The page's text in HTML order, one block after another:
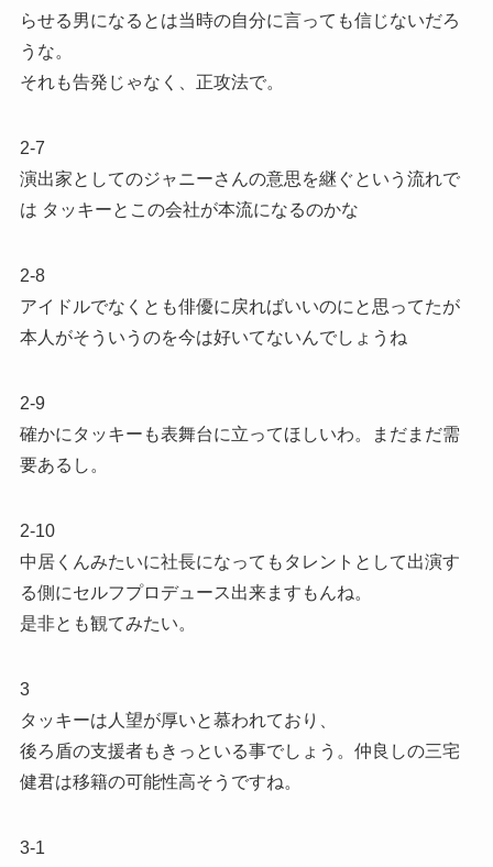
らせる男になるとは当時の自分に言っても信じないだろ
うな。
それも告発じゃなく、正攻法で。
2-7
演出家としてのジャニーさんの意思を継ぐという流れで
は タッキーとこの会社が本流になるのかな
2-8
アイドルでなくとも俳優に戻ればいいのにと思ってたが
本人がそういうのを今は好いてないんでしょうね
2-9
確かにタッキーも表舞台に立ってほしいわ。まだまだ需
要あるし。
2-10
中居くんみたいに社長になってもタレントとして出演す
る側にセルフプロデュース出来ますもんね。
是非とも観てみたい。
3
タッキーは人望が厚いと慕われており、
後ろ盾の支援者もきっといる事でしょう。仲良しの三宅
健君は移籍の可能性高そうですね。
3-1